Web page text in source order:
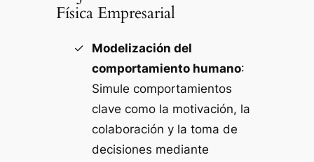
Física Empresarial
Modelización del
comportamiento humano:
Simule comportamientos
clave como la motivación, la
colaboración y la toma de
decisiones mediante